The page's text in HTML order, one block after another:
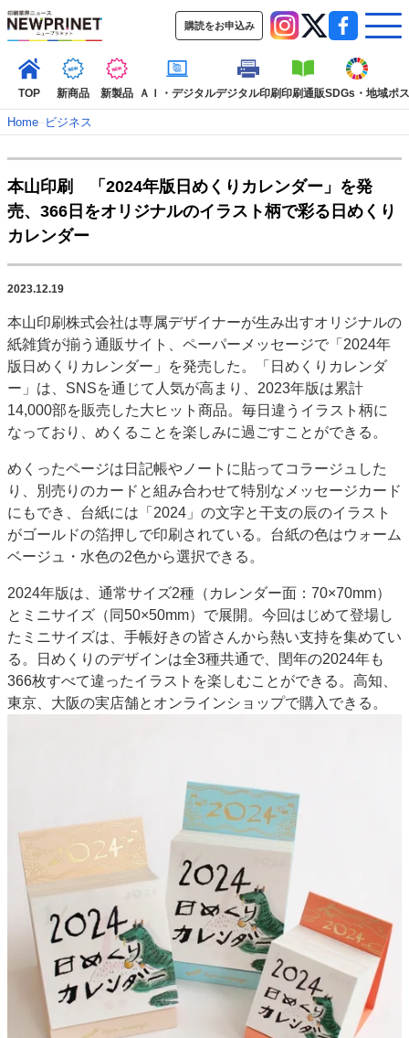
購読をお申込み
TOP 新商品 新製品 ＡＩ・デジタルデジタル印刷印刷通販SDGs・地域ポ
新着記事 特集記事
動画コンテンツ
インタビュー
コレクション
新商品
SDGs・地域
ポストプレス イベント
市場・統計
人事・移転・異動・訃報
特集記事カテゴリー一覧
2022 見える化・MIS特集
特集・デジタル印刷 アイデアで勝負！ ～多様なビジネス・多彩な商材～
特集・デジタル印刷 ～ 新成長軌道を描く
案内
発刊案内
JFPI印刷用語集 印刷機材年鑑
会社案内
購読・購入申し込み
サイトポリシー
お問い合わせ
Home–ビジネス
本山印刷 「2024年版日めくりカレンダー」を発
売、366日をオリジナルのイラスト柄で彩る日めくり
カレンダー
2023.12.19
本山印刷株式会社は専属デザイナーが生み出すオリジナルの
紙雑貨が揃う通販サイト、ペーパーメッセージで「2024年
版日めくりカレンダー」を発売した。「日めくりカレンダ
ー」は、SNSを通じて人気が高まり、2023年版は累計
14,000部を販売した大ヒット商品。毎日違うイラスト柄に
なっており、めくることを楽しみに過ごすことができる。
めくったページは日記帳やノートに貼ってコラージュした
り、別売りのカードと組み合わせて特別なメッセージカード
にもでき、台紙には「2024」の文字と干支の辰のイラスト
がゴールドの箔押しで印刷されている。台紙の色はウォーム
ベージュ・水色の2色から選択できる。
2024年版は、通常サイズ2種（カレンダー面：70×70mm）
とミニサイズ（同50×50mm）で展開。今回はじめて登場し
たミニサイズは、手帳好きの皆さんから熱い支持を集めてい
る。日めくりのデザインは全3種共通で、閏年の2024年も
366枚すべて違ったイラストを楽しむことができる。高知、
東京、大阪の実店舗とオンラインショップで購入できる。